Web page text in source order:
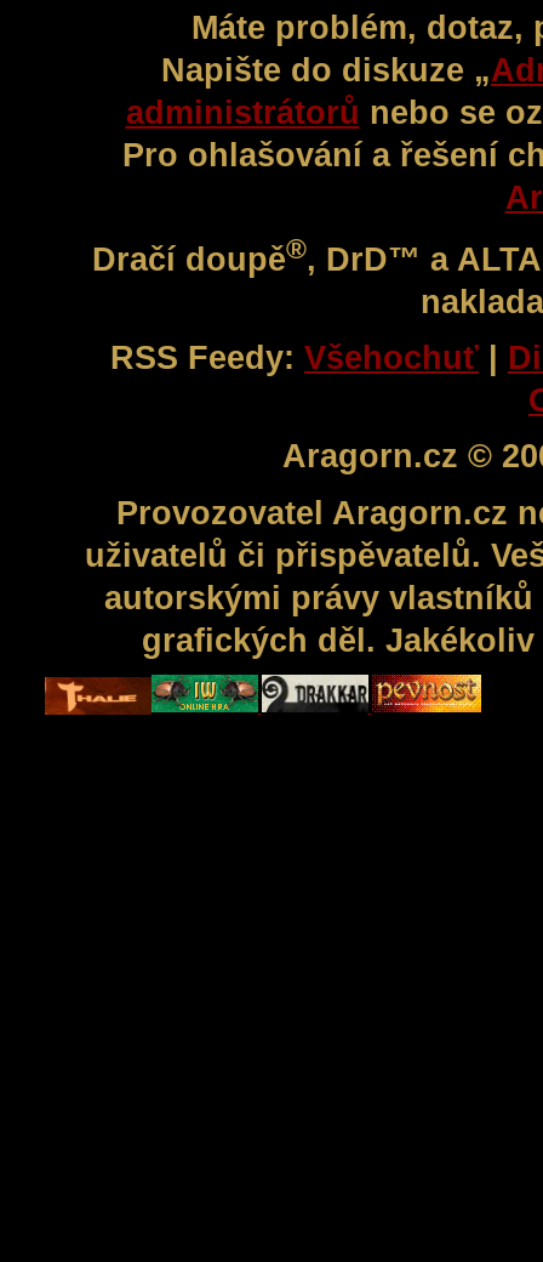
Máte problém,
Napište do diskuze „
administrátorů nebo se
Pro ohlašování a řešení
Dračí doupě®, DrD™ a
RSS Feedy: Všehochuť |
Aragorn.cz ©
Provozovatel Aragorn.cz
uživatelů či přispěvatelů.
autorskými právy
grafických děl.